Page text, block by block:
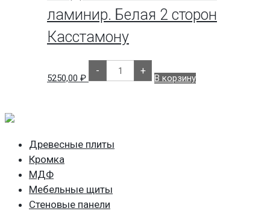
ламинир. Белая 2 сторон
Касстамону
5250,00 ₽
-
Количество
товара
ЛМДФ
сторон
+
В корзину
Древесные плиты
Кромка
МДФ
Мебельные щиты
Стеновые панели